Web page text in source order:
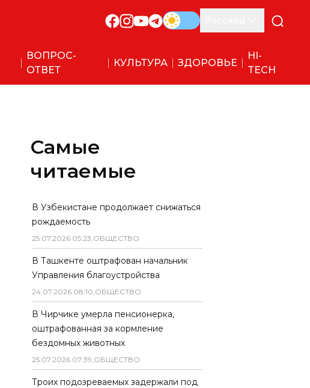
ВОПРОС-
ОТВЕТ
КУЛЬТУРА ЗДОРОВЬЕ
HI-
TECH
Самые
читаемые
В Узбекистане продолжает снижаться
рождаемость
25.07.2026 05:23,ОБЩЕСТВО
В Ташкенте оштрафован начальник
Управления благоустройства
24.07.2026 08:10,ОБЩЕСТВО
В Чирчике умерла пенсионерка,
оштрафованная за кормление
бездомных животных
25.07.2026 07:39,ОБЩЕСТВО
Троих подозреваемых задержали под